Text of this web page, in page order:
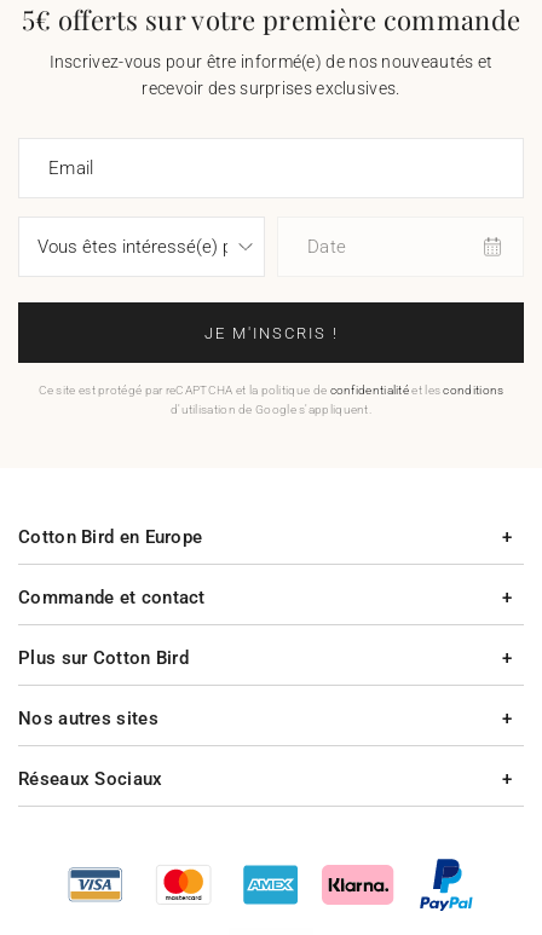
5€ offerts sur votre première commande
Inscrivez-vous pour être informé(e) de nos nouveautés et
recevoir des surprises exclusives.
Email
Date
JE M'INSCRIS !
Ce site est protégé par reCAPTCHA et la politique de confidentialitéet lesconditions
d'utilisation de Google s'appliquent.
Commande et contact
Plus sur Cotton Bird
Cotton Bird en Europe
Nos autres sites
Réseaux Sociaux